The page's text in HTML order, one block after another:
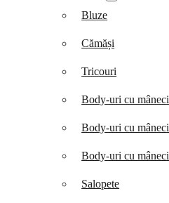
Bluze
Cămăși
Tricouri
Body-uri cu
Body-uri cu
Body-uri cu
Salopete